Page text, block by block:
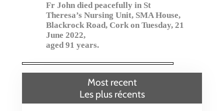
Fr John died peacefully in St
Theresa’s Nursing Unit, SMA House,
Blackrock Road, Cork on Tuesday, 21
June 2022,
aged 91 years.
Most recent
Les plus récents